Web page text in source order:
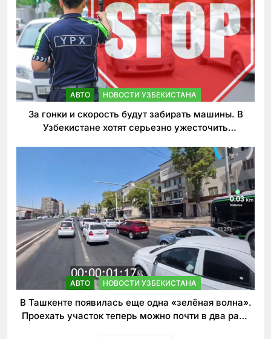
АВТО НОВОСТИ УЗБЕКИСТАНА
За гонки и скорость будут забирать машины. В
Узбекистане хотят серьезно ужесточить
АВТО НОВОСТИ УЗБЕКИСТАНА
В Ташкенте появилась еще одна «зелёная волна».
Проехать участок теперь можно почти в два раза